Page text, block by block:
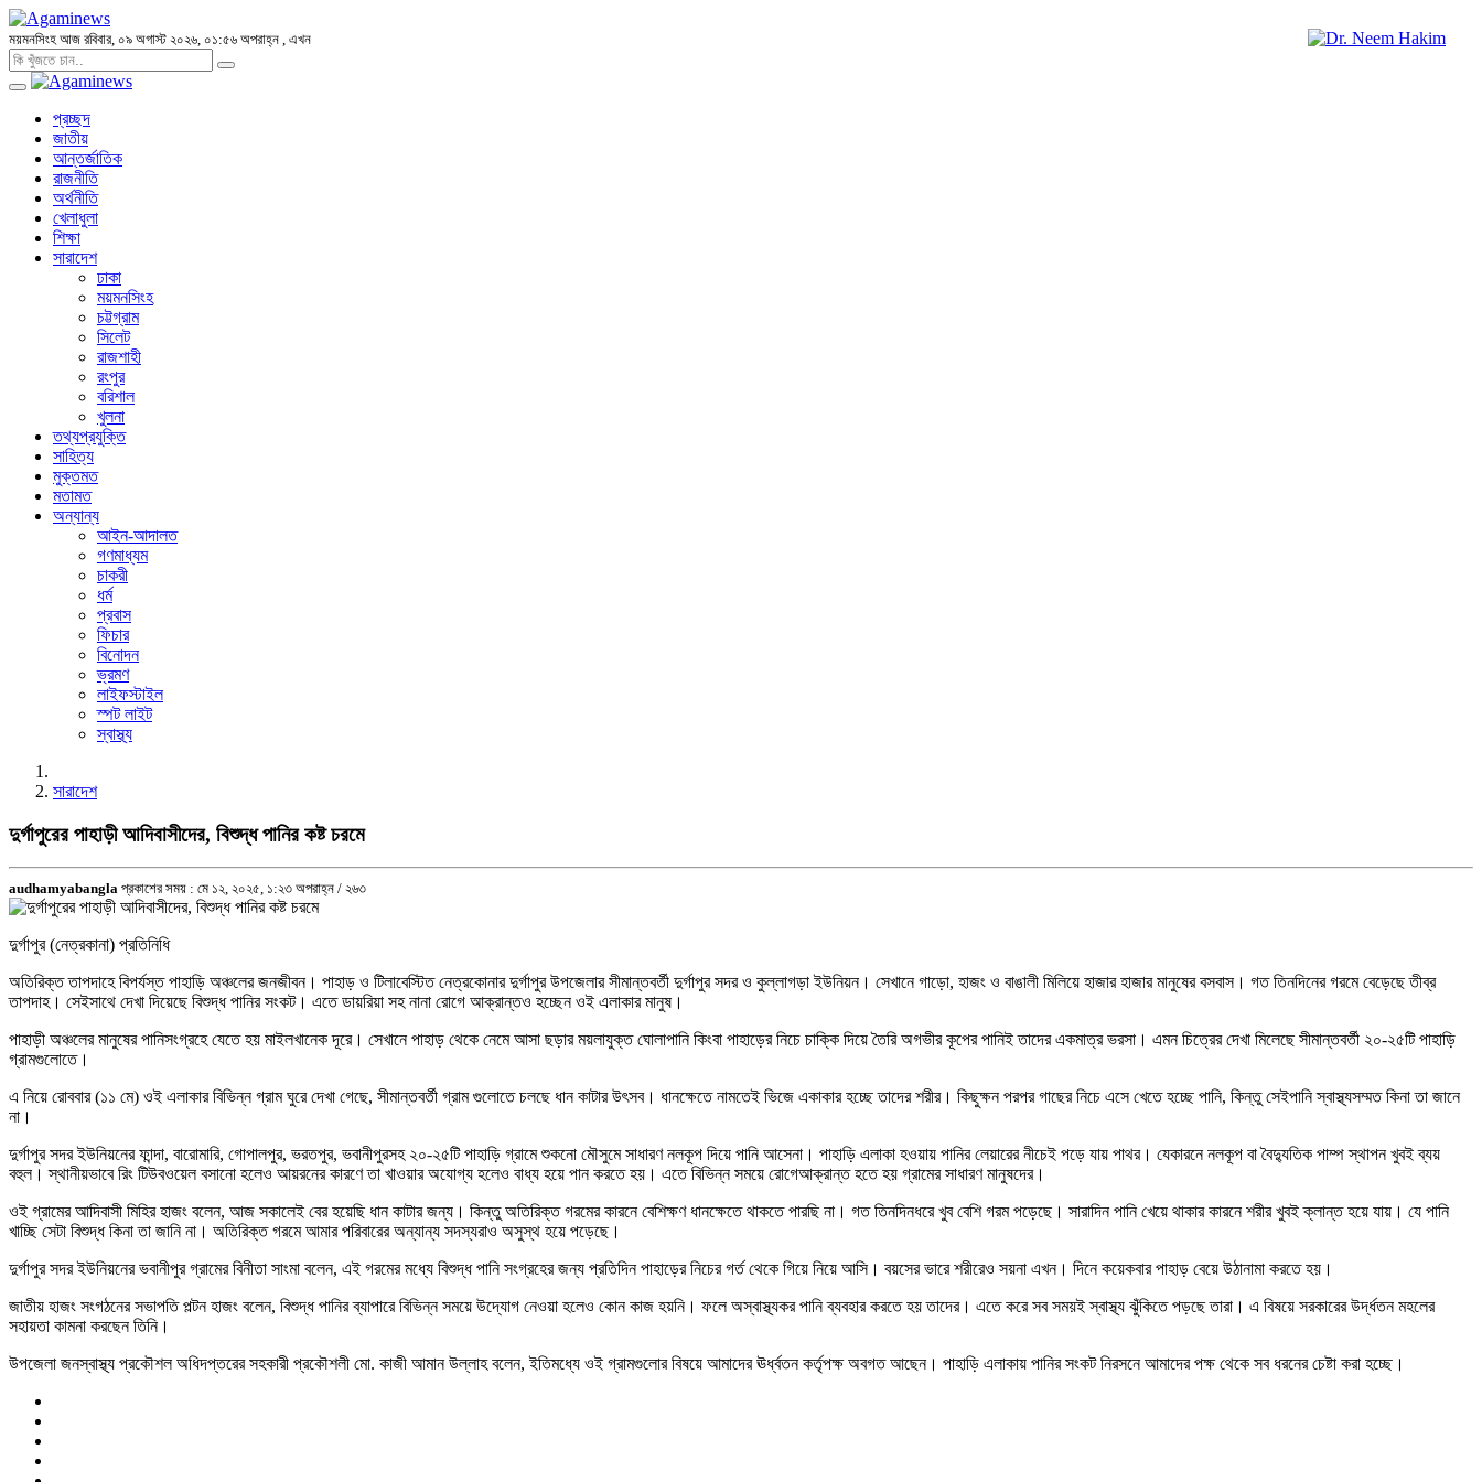
ময়মনসিংহ আজ রবিবার, ০৯ অগাস্ট ২০২৬, ০১:৫৬ অপরাহ্ন , এখন
প্রচ্ছদ
জাতীয়
আন্তর্জাতিক
রাজনীতি
অর্থনীতি
খেলাধুলা
শিক্ষা
সারাদেশ
ঢাকা
ময়মনসিংহ
চট্টগ্রাম
সিলেট
রাজশাহী
রংপুর
বরিশাল
খুলনা
তথ্যপ্রযুক্তি
সাহিত্য
মুক্তমত
মতামত
অন্যান্য
আইন-আদালত
গণমাধ্যম
চাকরী
ধর্ম
প্রবাস
ফিচার
বিনোদন
ভ্রমণ
লাইফস্টাইল
স্পট লাইট
স্বাস্থ্য
সারাদেশ
দুর্গাপুরের পাহাড়ী আদিবাসীদের, বিশুদ্ধ পানির কষ্ট চরমে
audhamyabangla প্রকাশের সময় : মে ১২, ২০২৫, ১:২৩ অপরাহ্ন / ২৬৩
দুর্গাপুর (নেত্রকানা) প্রতিনিধি
অতিরিক্ত তাপদাহে বিপর্যস্ত পাহাড়ি অঞ্চলের জনজীবন। পাহাড় ও টিলাবেস্টিত নেত্রকোনার দুর্গাপুর উপজেলার সীমান্তবর্তী দুর্গাপুর সদর ও কুল্লাগড়া ইউনিয়ন। সেখানে গাড়ো, হাজং ও বাঙালী মিলিয়ে হাজার হাজার মানুষের বসবাস। গত তিনদিনের গরমে বেড়েছে তীব্র
তাপদাহ। সেইসাথে দেখা দিয়েছে বিশুদ্ধ পানির সংকট। এতে ডায়রিয়া সহ নানা রোগে আক্রান্তও হচ্ছেন ওই এলাকার মানুষ।
পাহাড়ী অঞ্চলের মানুষের পানিসংগ্রহে যেতে হয় মাইলখানেক দূরে। সেখানে পাহাড় থেকে নেমে আসা ছড়ার ময়লাযুক্ত ঘোলাপানি কিংবা পাহাড়ের নিচে চাক্কি দিয়ে তৈরি অগভীর কূপের পানিই তাদের একমাত্র ভরসা। এমন চিত্রের দেখা মিলেছে সীমান্তবর্তী ২০-২৫টি পাহাড়ি
গ্রামগুলোতে।
এ নিয়ে রোববার (১১ মে) ওই এলাকার বিভিন্ন গ্রাম ঘুরে দেখা গেছে, সীমান্তবর্তী গ্রাম গুলোতে চলছে ধান কাটার উৎসব। ধানক্ষেতে নামতেই ভিজে একাকার হচ্ছে তাদের শরীর। কিছুক্ষন পরপর গাছের নিচে এসে খেতে হচ্ছে পানি, কিন্তু সেইপানি স্বাস্থ্যসম্মত কিনা তা জানে
না।
দুর্গাপুর সদর ইউনিয়নের ফান্দা, বারোমারি, গোপালপুর, ভরতপুর, ভবানীপুরসহ ২০-২৫টি পাহাড়ি গ্রামে শুকনো মৌসুমে সাধারণ নলকূপ দিয়ে পানি আসেনা। পাহাড়ি এলাকা হওয়ায় পানির লেয়ারের নীচেই পড়ে যায় পাথর। যেকারনে নলকূপ বা বৈদ্যুতিক পাম্প স্থাপন খুবই ব্যয়
বহুল। স্থানীয়ভাবে রিং টিউবওয়েল বসানো হলেও আয়রনের কারণে তা খাওয়ার অযোগ্য হলেও বাধ্য হয়ে পান করতে হয়। এতে বিভিন্ন সময়ে রোগেআক্রান্ত হতে হয় গ্রামের সাধারণ মানুষদের।
ওই গ্রামের আদিবাসী মিহির হাজং বলেন, আজ সকালেই বের হয়েছি ধান কাটার জন্য। কিন্তু অতিরিক্ত গরমের কারনে বেশিক্ষণ ধানক্ষেতে থাকতে পারছি না। গত তিনদিনধরে খুব বেশি গরম পড়েছে। সারাদিন পানি খেয়ে থাকার কারনে শরীর খুবই ক্লান্ত হয়ে যায়। যে পানি
খাচ্ছি সেটা বিশুদ্ধ কিনা তা জানি না। অতিরিক্ত গরমে আমার পরিবারের অন্যান্য সদস্যরাও অসুস্থ হয়ে পড়েছে।
দুর্গাপুর সদর ইউনিয়নের ভবানীপুর গ্রামের বিনীতা সাংমা বলেন, এই গরমের মধ্যে বিশুদ্ধ পানি সংগ্রহের জন্য প্রতিদিন পাহাড়ের নিচের গর্ত থেকে গিয়ে নিয়ে আসি। বয়সের ভারে শরীরেও সয়না এখন। দিনে কয়েকবার পাহাড় বেয়ে উঠানামা করতে হয়।
জাতীয় হাজং সংগঠনের সভাপতি পল্টন হাজং বলেন, বিশুদ্ধ পানির ব্যাপারে বিভিন্ন সময়ে উদ্যোগ নেওয়া হলেও কোন কাজ হয়নি। ফলে অস্বাস্থ্যকর পানি ব্যবহার করতে হয় তাদের। এতে করে সব সময়ই স্বাস্থ্য ঝুঁকিতে পড়ছে তারা। এ বিষয়ে সরকারের উর্দ্ধতন মহলের
সহায়তা কামনা করছেন তিনি।
উপজেলা জনস্বাস্থ্য প্রকৌশল অধিদপ্তরের সহকারী প্রকৌশলী মো. কাজী আমান উল্লাহ বলেন, ইতিমধ্যে ওই গ্রামগুলোর বিষয়ে আমাদের ঊর্ধ্বতন কর্তৃপক্ষ অবগত আছেন। পাহাড়ি এলাকায় পানির সংকট নিরসনে আমাদের পক্ষ থেকে সব ধরনের চেষ্টা করা হচ্ছে।